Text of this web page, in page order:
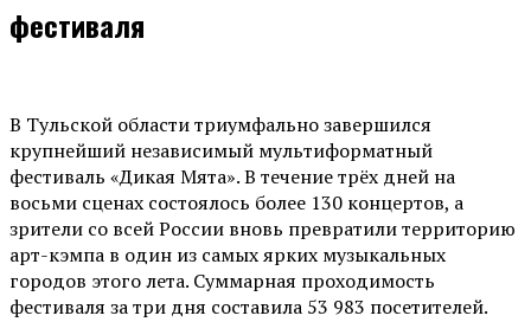
фестиваля
В Тульской области триумфально завершился
крупнейший независимый мультиформатный
фестиваль «Дикая Мята». В течение трёх дней на
восьми сценах состоялось более 130 концертов, а
зрители со всей России вновь превратили территорию
арт-кэмпа в один из самых ярких музыкальных
городов этого лета. Суммарная проходимость
фестиваля за три дня составила 53 983 посетителей.